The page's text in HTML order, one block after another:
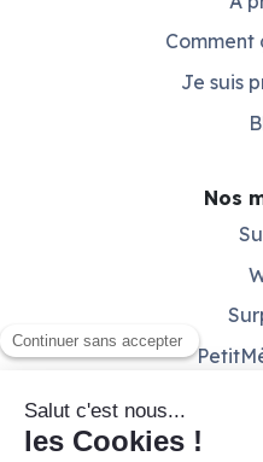
Comment
Je suis
Nos